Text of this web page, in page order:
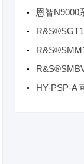
恩智N9000
HY-PSP-A